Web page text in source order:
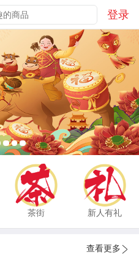
登录
茶街 新人有礼
查看更多